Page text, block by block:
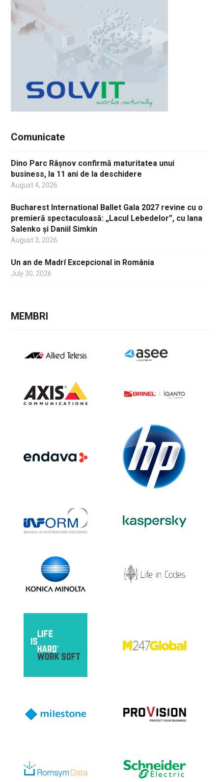
Comunicate
Dino Parc Râșnov confirmă maturitatea unui
business, la 11 ani de la deschidere
August 4, 2026
Bucharest International Ballet Gala 2027 revine cu o
premieră spectaculoasă: „Lacul Lebedelor”, cu Iana
Salenko și Daniil Simkin
August 3, 2026
Un an de Madrí Excepcional in România
July 30, 2026
MEMBRI